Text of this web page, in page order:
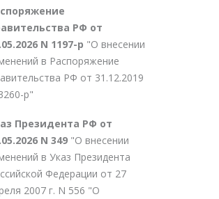
РФ от
N 1197-р "О внесении
в Распоряжение
РФ от 31.12.2019
р"
Президента РФ от
N 349 "О внесении
в Указ Президента
Федерации от 27
2007 г. N 556 "О